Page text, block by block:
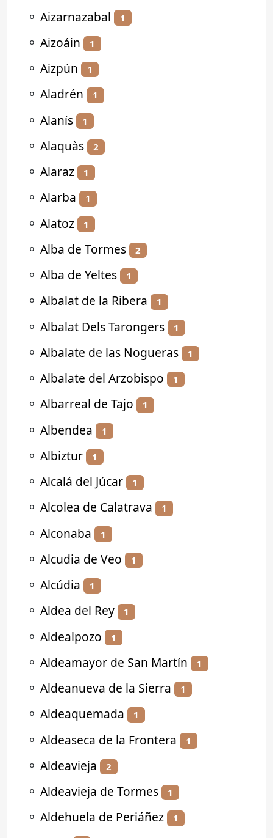
⚬ Aizarnazabal 1
⚬ Aizoáin 1
⚬ Aizpún 1
⚬ Aladrén 1
⚬ Alanís 1
⚬ Alaquàs 2
⚬ Alaraz 1
⚬ Alarba 1
⚬ Alatoz 1
⚬ Alba de Tormes 2
⚬ Alba de Yeltes 1
⚬ Albalat de la Ribera 1
⚬ Albalat Dels Tarongers 1
⚬ Albalate de las Nogueras 1
⚬ Albalate del Arzobispo 1
⚬ Albarreal de Tajo 1
⚬ Albendea 1
⚬ Albiztur 1
⚬ Alcalá del Júcar 1
⚬ Alcolea de Calatrava 1
⚬ Alconaba 1
⚬ Alcudia de Veo 1
⚬ Alcúdia 1
⚬ Aldea del Rey 1
⚬ Aldealpozo 1
⚬ Aldeamayor de San Martín 1
⚬ Aldeanueva de la Sierra 1
⚬ Aldeaquemada 1
⚬ Aldeaseca de la Frontera 1
⚬ Aldeavieja 2
⚬ Aldeavieja de Tormes 1
⚬ Aldehuela de Periáñez 1